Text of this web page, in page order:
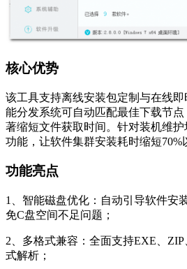
核心优势
该工具支持离线安装包定制与在线
能分发系统可自动匹配最佳下载节
著缩短文件获取时间。针对装机维
功能，让软件集群安装耗时缩短70%
功能亮点
1、智能磁盘优化：自动引导软件安
免C盘空间不足问题；
2、多格式兼容：全面支持EXE、
式解析；